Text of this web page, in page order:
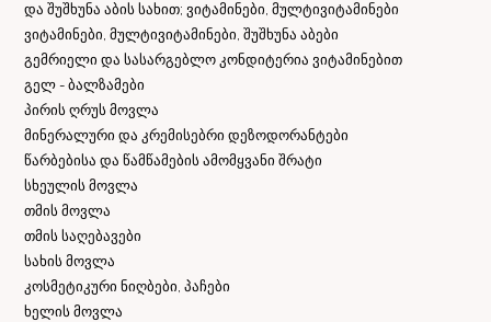
და შუშხუნა აბის სახით; ვიტამინები, მულტივიტამინები
ვიტამინები, მულტივიტამინები, შუშხუნა აბები
გემრიელი და სასარგებლო კონდიტერია ვიტამინებით
გელ - ბალზამები
პირის ღრუს მოვლა
მინერალური და კრემისებრი დეზოდორანტები
წარბებისა და წამწამების ამომყვანი შრატი
სხეულის მოვლა
თმის მოვლა
თმის საღებავები
სახის მოვლა
კოსმეტიკური ნიღბები, პაჩები
ხელის მოვლა